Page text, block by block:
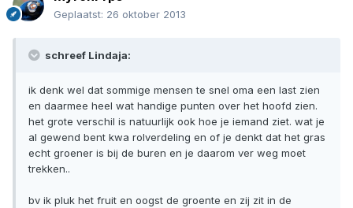
Geplaatst: 26 oktober 2013
schreef Lindaja:
ik denk wel dat sommige mensen te snel oma een last zien
en daarmee heel wat handige punten over het hoofd zien.
het grote verschil is natuurlijk ook hoe je iemand ziet. wat je
al gewend bent kwa rolverdeling en of je denkt dat het gras
echt groener is bij de buren en je daarom ver weg moet
trekken..
bv ik pluk het fruit en oogst de groente en zij zit in de